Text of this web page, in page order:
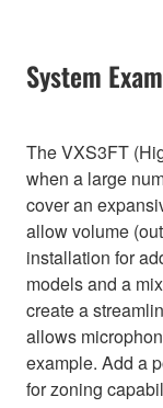
System
The VXS3FT
when a large
cover an
allow volume
installation for
models and a
create a
allows
example. Add a
for zoning